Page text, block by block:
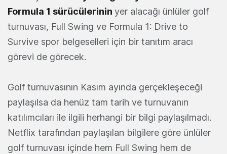
Formula 1 sürücülerinin yer alacağı ünlüler golf
turnuvası, Full Swing ve Formula 1: Drive to
Survive spor belgeselleri için bir tanıtım aracı
görevi de görecek.
Golf turnuvasının Kasım ayında gerçekleşeceği
paylaşılsa da henüz tam tarih ve turnuvanın
katılımcıları ile ilgili herhangi bir bilgi paylaşılmadı.
Netflix tarafından paylaşılan bilgilere göre ünlüler
golf turnuvası içinde hem Full Swing hem de